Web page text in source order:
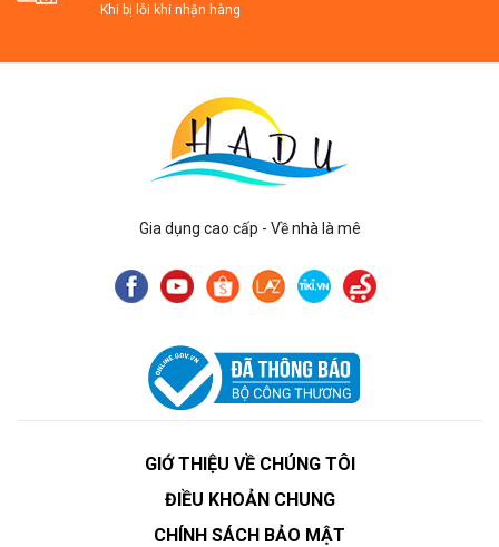
Khi bị lỗi khi nhận hàng
Gia dụng cao cấp - Về nhà là mê
GIỚ THIỆU VỀ CHÚNG TÔI
ĐIỀU KHOẢN CHUNG
CHÍNH SÁCH BẢO MẬT